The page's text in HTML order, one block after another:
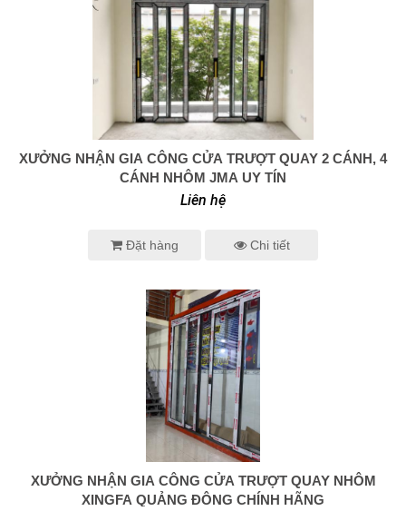
0938 414 005
XƯỞNG NHẬN GIA CÔNG CỬA TRƯỢT QUAY 2 CÁNH, 4
CÁNH NHÔM JMA UY TÍN
Liên hệ
Đặt hàng Chi tiết
0938 414 005
XƯỞNG NHẬN GIA CÔNG CỬA TRƯỢT QUAY NHÔM
XINGFA QUẢNG ĐÔNG CHÍNH HÃNG